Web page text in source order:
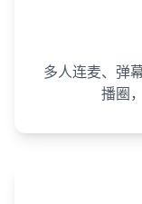
多人连麦、弹
播圈